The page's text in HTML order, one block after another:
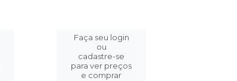
Faça seu login
ou
cadastre-se
para ver preços
e comprar